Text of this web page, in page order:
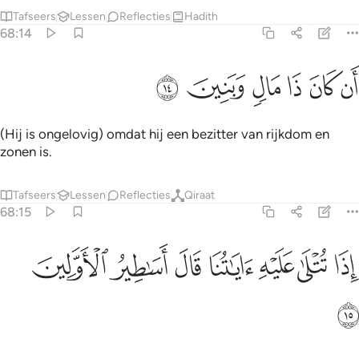
Tafseers Lessen Reflecties Hadith
68:14
ان كان ذا مال وبنين ١٤
أَن كَانَ ذَا مَالٍۢ وَبَنِينَ ١٤
ﲿﳀﳁﳂﳃﳄ
(Hij is ongelovig) omdat hij een bezitter van rijkdom en
zonen is.
Tafseers Lessen Reflecties Qiraat
68:15
اذا تتلى عليه اياتنا قال اساطير الاولين ١٥
إِذَا تُتْلَىٰ عَلَيْهِ ءَايَـٰتُنَا قَالَ أَسَـٰطِيرُ ٱلْأَوَّلِينَ ١٥
ﳅﳆﳇﳈﳉﳊﳋ
ﳌ